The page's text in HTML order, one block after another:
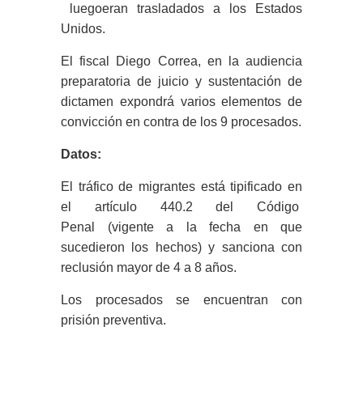
luegoeran trasladados a los Estados
Unidos.
El fiscal Diego Correa, en la audiencia
preparatoria de juicio y sustentación de
dictamen expondrá varios elementos de
convicción en contra de los 9 procesados.
Datos:
El tráfico de migrantes está tipificado en
el artículo 440.2 del Código
Penal (vigente a la fecha en que
sucedieron los hechos) y sanciona con
reclusión mayor de 4 a 8 años.
Los procesados se encuentran con
prisión preventiva.